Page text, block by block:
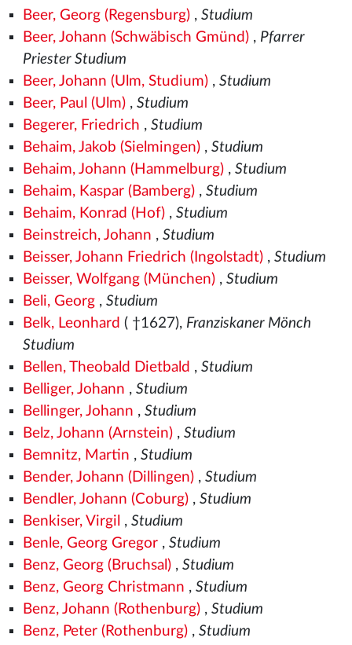
Beer, Georg (Regensburg), Studium
Beer, Johann (Schwäbisch Gmünd), Pfarrer
Priester Studium
Beer, Johann (Ulm, Studium), Studium
Beer, Paul (Ulm), Studium
Begerer, Friedrich , Studium
Behaim, Jakob (Sielmingen), Studium
Behaim, Johann (Hammelburg), Studium
Behaim, Kaspar (Bamberg), Studium
Behaim, Konrad (Hof), Studium
Beinstreich, Johann , Studium
Beisser, Johann Friedrich (Ingolstadt), Studium
Beisser, Wolfgang (München), Studium
Beli, Georg, Studium
Belk, Leonhard ( †1627), Franziskaner Mönch
Studium
Bellen, Theobald Dietbald , Studium
Belliger, Johann , Studium
Bellinger, Johann , Studium
Belz, Johann (Arnstein), Studium
Bemnitz, Martin , Studium
Bender, Johann (Dillingen), Studium
Bendler, Johann (Coburg), Studium
Benkiser, Virgil , Studium
Benle, Georg Gregor, Studium
Benz, Georg (Bruchsal), Studium
Benz, Georg Christmann , Studium
Benz, Johann (Rothenburg), Studium
Benz, Peter (Rothenburg), Studium